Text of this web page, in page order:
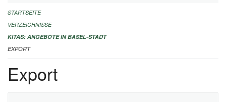
ALLGEMEINE INFORMATIONEN
IMPRESSUM
STARTSEITE
VERZEICHNISSE
KITAS: ANGEBOTE IN BASEL-STADT
EXPORT
Export